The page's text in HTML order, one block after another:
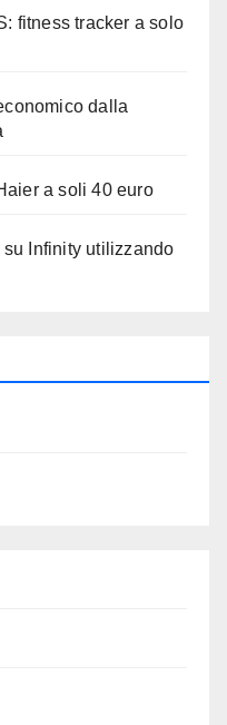
fitness tracker a solo
dalla
a soli 40 euro
Infinity utilizzando